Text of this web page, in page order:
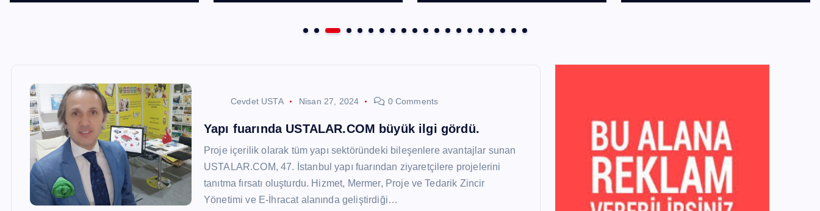
Cevdet USTA Nisan 27, 2024 0 Comments
Yapı fuarında USTALAR.COM büyük ilgi gördü.
Proje içerilik olarak tüm yapı sektöründeki bileşenlere avantajlar sunan
USTALAR.COM, 47. İstanbul yapı fuarından ziyaretçilere projelerini
tanıtma fırsatı oluşturdu. Hizmet, Mermer, Proje ve Tedarik Zincir
Yönetimi ve E-İhracat alanında geliştirdiği…